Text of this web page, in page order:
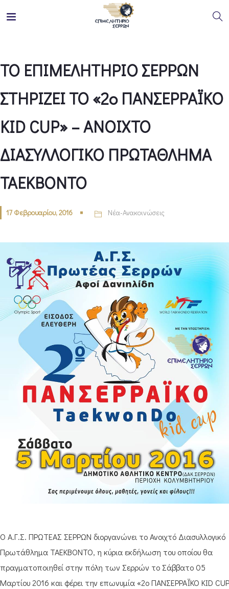
ΤΟ ΕΠΙΜΕΛΗΤΗΡΙΟ ΣΕΡΡΩΝ
ΣΤΗΡΙΖΕΙ ΤΟ «2ο ΠΑΝΣΕΡΡΑΪΚΟ
KID CUP» – ΑΝΟΙΧΤΟ
ΔΙΑΣΥΛΛΟΓΙΚΟ ΠΡΩΤΑΘΛΗΜΑ
ΤΑΕΚΒΟΝΤΟ
17 Φεβρουαρίου, 2016 Νέα-Ανακοινώσεις
Ο Α.Γ.Σ. ΠΡΩΤΕΑΣ ΣΕΡΡΩΝ διοργανώνει το Ανοιχτό Διασυλλογικό
Πρωτάθλημα ΤΑΕΚΒΟΝΤΟ, η κύρια εκδήλωση του οποίου θα
πραγματοποιηθεί στην πόλη των Σερρών το Σάββατο 05
Μαρτίου 2016 και φέρει την επωνυμία «2ο ΠΑΝΣΕΡΡΑΪΚΟ KID